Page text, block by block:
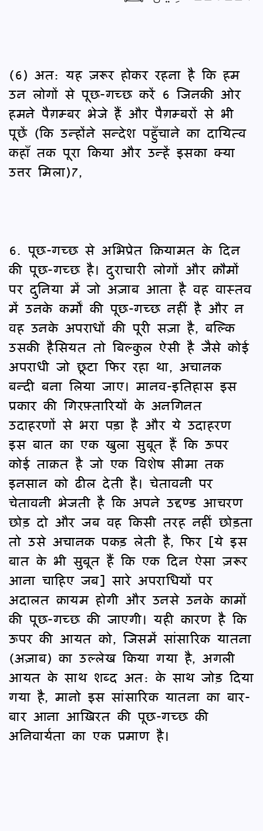
(6) अत: यह ज़रूर होकर रहना है कि हम
उन लोगों से पूछ-गच्छ करें 6 जिनकी ओर
हमने पैग़म्बर भेजे हैं और पैग़म्बरों से भी
पूछें (कि उन्होंने सन्देश पहुँचाने का दायित्व
कहाँ तक पूरा किया और उन्हें इसका क्या
उत्तर मिला)7,
6. पूछ-गच्छ से अभिप्रेत क़ियामत के दिन
की पूछ-गच्छ है। दुराचारी लोगों और क़ौमों
पर दुनिया में जो अज़ाब आता है वह वास्तव
में उनके कर्मों की पूछ-गच्छ नहीं है और न
वह उनके अपराधों की पूरी सज़ा है, बल्कि
उसकी हैसियत तो बिल्कुल ऐसी है जैसे कोई
अपराधी जो छूटा फिर रहा था, अचानक
बन्दी बना लिया जाए। मानव-इतिहास इस
प्रकार की गिरफ़्तारियों के अनगिनत
उदाहरणों से भरा पड़ा है और ये उदाहरण
इस बात का एक खुला सुबूत हैं कि ऊपर
कोई ताक़त है जो एक विशेष सीमा तक
इनसान को ढील देती है। चेतावनी पर
चेतावनी भेजती है कि अपने उद्दण्ड आचरण
छोड़ दो और जब वह किसी तरह नहीं छोड़ता
तो उसे अचानक पकड़ लेती है, फिर [ये इस
बात के भी सुबूत हैं कि एक दिन ऐसा ज़रूर
आना चाहिए जब] सारे अपराधियों पर
अदालत क़ायम होगी और उनसे उनके कामों
की पूछ-गच्छ की जाएगी। यही कारण है कि
ऊपर की आयत को, जिसमें सांसारिक यातना
(अज़ाब) का उल्लेख किया गया है, अगली
आयत के साथ शब्द अत: के साथ जोड़ दिया
गया है, मानो इस सांसारिक यातना का बार-
बार आना आख़िरत की पूछ-गच्छ की
अनिवार्यता का एक प्रमाण है।